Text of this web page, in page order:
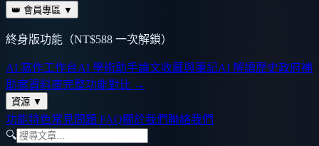
👑 會員專區 ▼
終身版功能（NT$588 一次解鎖）
AI 寫作工作台AI 學術助手論文收藏與筆記AI 解讀歷史政府補
助案資料庫完整功能對比 →
資源 ▼
功能特色常見問題 FAQ關於我們聯絡我們
🔍